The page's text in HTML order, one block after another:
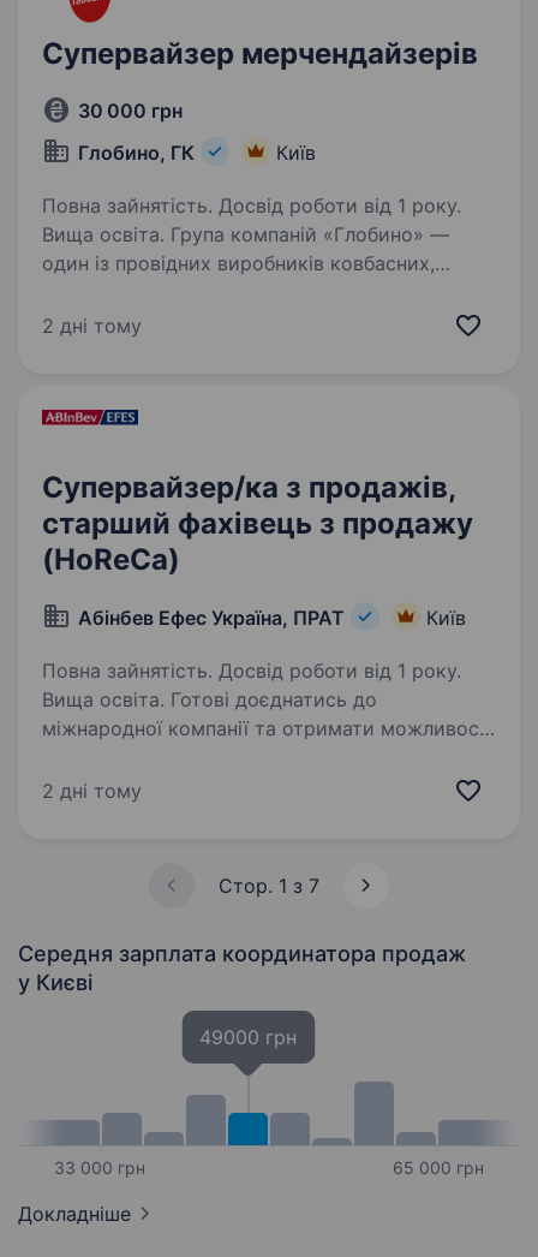
Супервайзер мерчендайзерів
30 000 грн
Глобино, ГК
Київ
Повна зайнятість. Досвід роботи від 1 року.
Вища освіта. Група компаній «Глобино» —
один із провідних виробників ковбасних,
довіряють мільйони споживачів.
2 дні тому
Супервайзер/ка з продажів,
старший фахівець з продажу
(HoReCa)
Абінбев Ефес Україна, ПРАТ Київ
Повна зайнятість. Досвід роботи від 1 року.
Вища освіта. Готові доєднатись до
міжнародної компанії та отримати можливості
Ви отримаєте наставництво від працівників
2 дні тому
Стор. 1 з 7
Середня зарплата координатора продаж
у Києві
33 000 грн
49000 грн
65 000 грн
Докладніше